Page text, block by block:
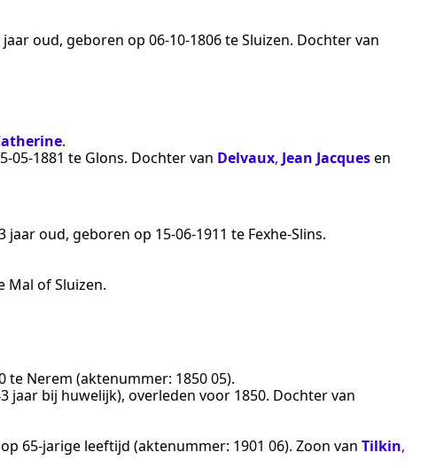
jaar oud, geboren op 06‑10‑1806teSluizen. Dochter van
.
te Glons. Dochter van Delvaux, Jean Jacquesen
jaar oud, geboren op 15‑06‑1911 te Fexhe-Slins.
Mal of Sluizen.
te Nerem (aktenummer: 1850 05).
jaar bij huwelijk), overleden voor 1850. Dochter van
op 65-jarige leeftijd (aktenummer: 1901 06). Zoon van Tilkin,